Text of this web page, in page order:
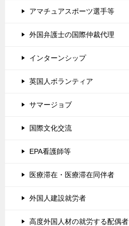
アマチュアスポーツ選手等
外国弁護士の国際仲裁代理
インターンシップ
英国人ボランティア
サマージョブ
国際文化交流
EPA看護師等
医療滞在・医療滞在同伴者
外国人建設就労者
高度外国人材の就労する配偶者